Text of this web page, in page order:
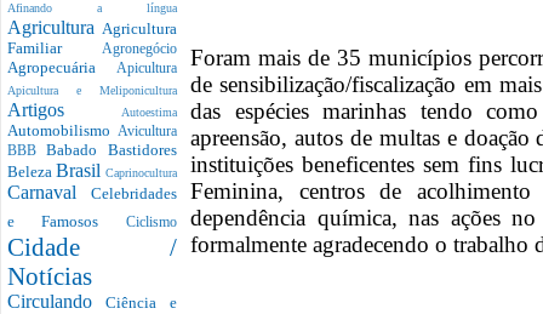
Afinando a língua
Agricultura Agricultura
Familiar Agronegócio
Agropecuária Apicultura
Apicultura e Meliponicultura
Artigos Autoestima
Automobilismo Avicultura
BBBBabado Bastidores
Beleza Brasil Caprinocultura
Carnaval Celebridades
e Famosos Ciclismo
Cidade /
Notícias
CirculandoCiência e
Foram mais de 35 municípios
de sensibilização/fiscalização em
das espécies marinhas tendo
apreensão, autos de multas e
instituições beneficentes sem fins
Feminina, centros de
dependência química, nas ações
formalmente agradecendo o trabalho